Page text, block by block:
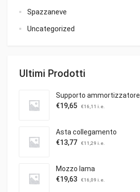
Spazzaneve
Uncategorized
Ultimi Prodotti
Supporto ammortizzatore
€19,65 €16,11 i.e.
Asta collegamento
€13,77 €11,29 i.e.
Mozzo lama
€19,63 €16,09 i.e.